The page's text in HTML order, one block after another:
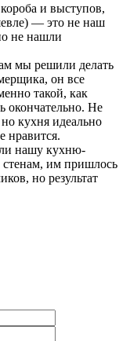
и выступов,
— это не наш
не нашли
мы решили делать
он все
такой, как
окончательно. Не
кухня идеально
нравится.
нашу кухню-
им пришлось
но результат